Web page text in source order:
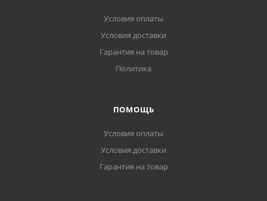
Условия оплаты
Условия доставки
Гарантия на товар
Политика
ПОМОЩЬ
Условия оплаты
Условия доставки
Гарантия на товар